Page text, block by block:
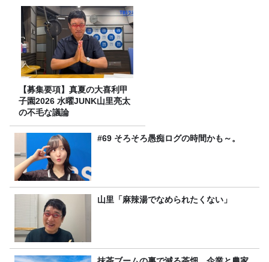
【募集要項】真夏の大喜利甲
子園2026 水曜JUNK山里亮太
の不毛な議論
#69 そろそろ愚痴ログの時間かも～。
山里「麻辣湯でなめられたくない」